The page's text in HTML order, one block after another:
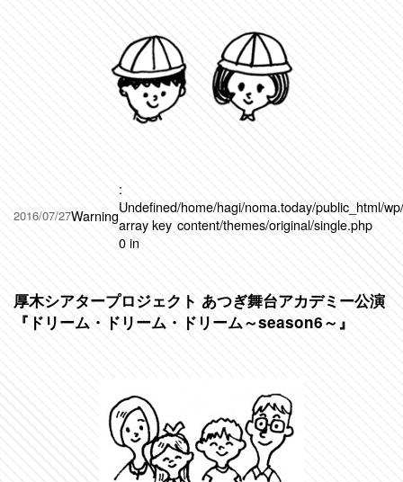
2016/07/27Warning
:
Undefined
array key
0 in
/home/hagi/noma.today/public_html/
content/themes/original/single.php
厚木シアタープロジェクト あつぎ舞台アカデミー公演
『ドリーム・ドリーム・ドリーム～season6～』